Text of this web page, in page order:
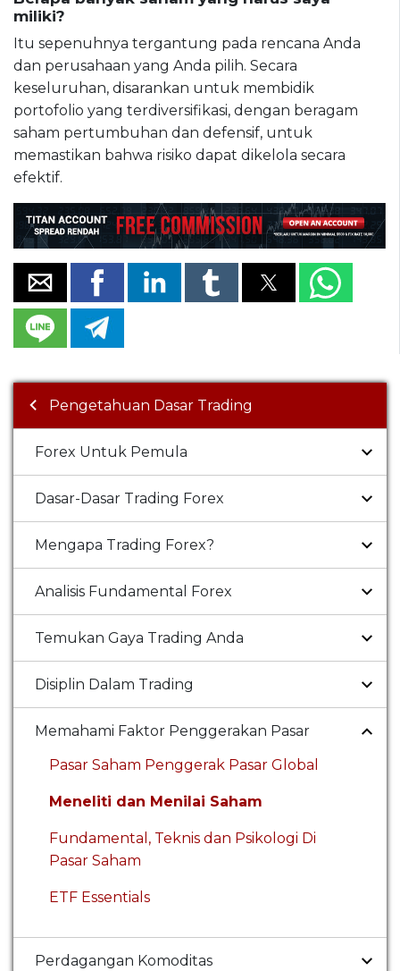
miliki?
Itu sepenuhnya tergantung pada rencana Anda
dan perusahaan yang Anda pilih. Secara
keseluruhan, disarankan untuk membidik
portofolio yang terdiversifikasi, dengan beragam
saham pertumbuhan dan defensif, untuk
memastikan bahwa risiko dapat dikelola secara
efektif.
Pengetahuan Dasar Trading
Forex Untuk Pemula
Dasar-Dasar Trading Forex
Mengapa Trading Forex?
Analisis Fundamental Forex
Temukan Gaya Trading Anda
Disiplin Dalam Trading
Memahami Faktor Penggerakan Pasar
Pasar Saham Penggerak Pasar Global
Meneliti dan Menilai Saham
Fundamental, Teknis dan Psikologi Di
Pasar Saham
ETF Essentials
Perdagangan Komoditas